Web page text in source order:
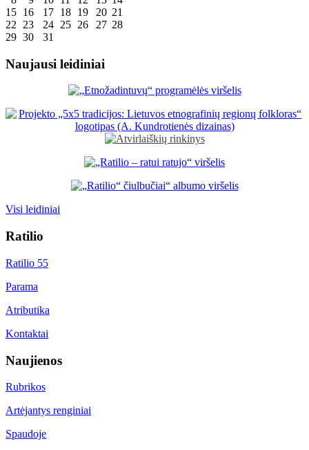
15 16 17 18 19 20 21
22
23 24 25 26 27 28
29 30 31
Naujausi leidiniai
Visi leidiniai
Ratilio
Ratilio 55
Parama
Atributika
Kontaktai
Naujienos
Rubrikos
Artėjantys renginiai
Spaudoje